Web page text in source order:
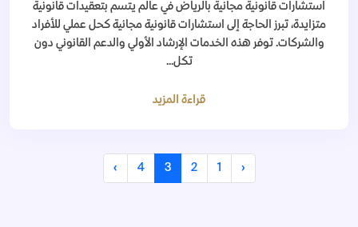
استشارات قانونية مجانية بالرياض في عالم يتسم بتعقيدات قانونية
متزايدة، تبرز الحاجة إلى استشارات قانونية مجانية كحل عملي للأفراد
والشركات. توفر هذه الخدمات الإرشاد الأولي والدعم القانوني دون
تكل...
قراءة المزيد
‹
1
2
3
4
›